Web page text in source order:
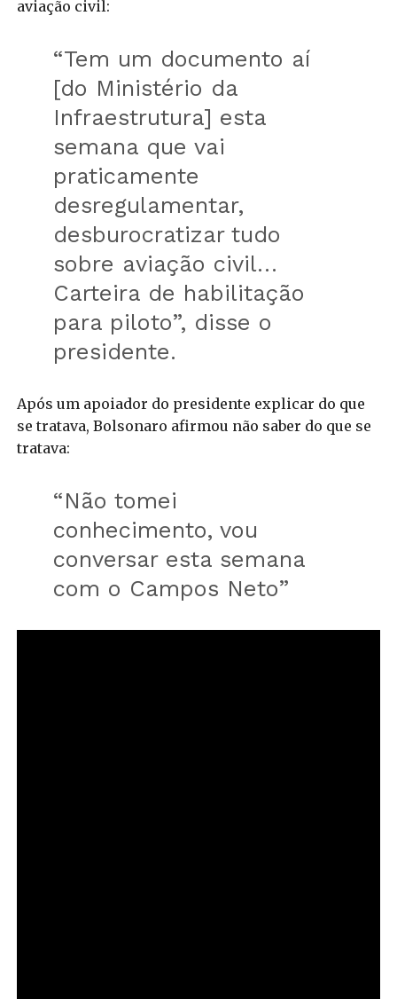
aviação civil:
“Tem um documento aí
[do Ministério da
Infraestrutura] esta
semana que vai
praticamente
desregulamentar,
desburocratizar tudo
sobre aviação civil…
Carteira de habilitação
para piloto”, disse o
presidente.
Após um apoiador do presidente explicar do que
se tratava, Bolsonaro afirmou não saber do que se
tratava:
“Não tomei
conhecimento, vou
conversar esta semana
com o Campos Neto”